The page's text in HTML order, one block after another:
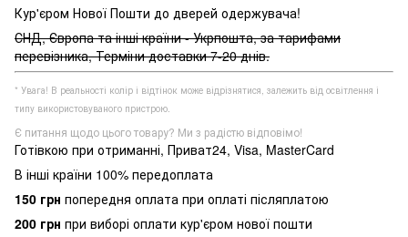
Кур'єром Нової Пошти до дверей одержувача!
СНД, Європа та інші країни - Укрпошта, за тарифами
перевізника, Терміни доставки 7-20 днів.
* Увага! В реальності колір і відтінок може відрізнятися, залежить від освітлення і
типу використовуваного пристрою.
Є питання щодо цього товару? Ми з радістю відповімо!
Готівкою при отриманні, Приват24, Visa, MasterCard
В інші країни 100% передоплата
150 грн попередня оплата при оплаті післяплатою
200 грн при виборі оплати кур'єром нової пошти